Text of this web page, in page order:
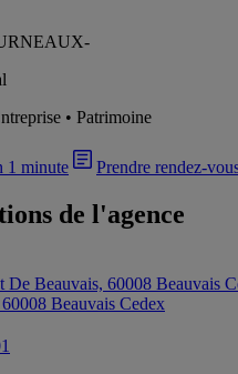
-
• Patrimoine
1 minute Prendre rendez-
de l'agence
De Beauvais, 60008 Beauvais
Beauvais Cedex